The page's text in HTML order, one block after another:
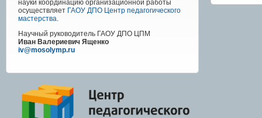
науки координацию организационной работы
осуществляет ГАОУ ДПО Центр педагогического
мастерства.
Научный руководитель ГАОУ ДПО ЦПМ
Иван Валериевич Ященко
iv@mosolymp.ru